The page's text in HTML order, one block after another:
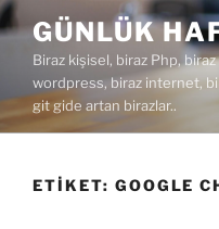
İçeriğe
geç
GÜNLÜK
Biraz kişisel, biraz Php,
wordpress, biraz internet,
git gide artan birazlar..
ETIKET: GOOGLE